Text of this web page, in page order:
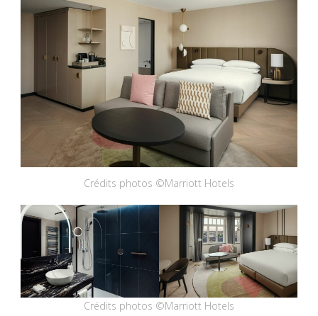
Crédits photos ©Marriott Hotels
Crédits photos ©Marriott Hotels